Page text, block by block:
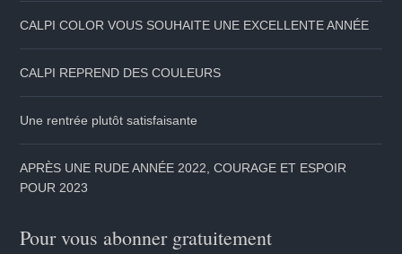
CALPI COLOR VOUS SOUHAITE UNE EXCELLENTE ANNÉE
CALPI REPREND DES COULEURS
Une rentrée plutôt satisfaisante
APRÈS UNE RUDE ANNÉE 2022, COURAGE ET ESPOIR
POUR 2023
Pour vous abonner gratuitement